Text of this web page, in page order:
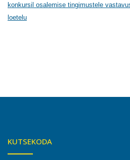
konkursil osalemise tingimustele
loetelu
KUTSEKODA